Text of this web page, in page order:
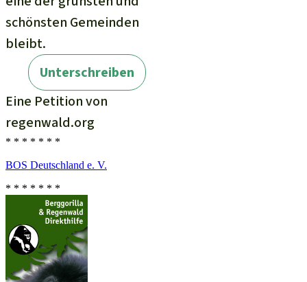
* * * * * * *
BOS Deutschland e. V.
* * * * * * *